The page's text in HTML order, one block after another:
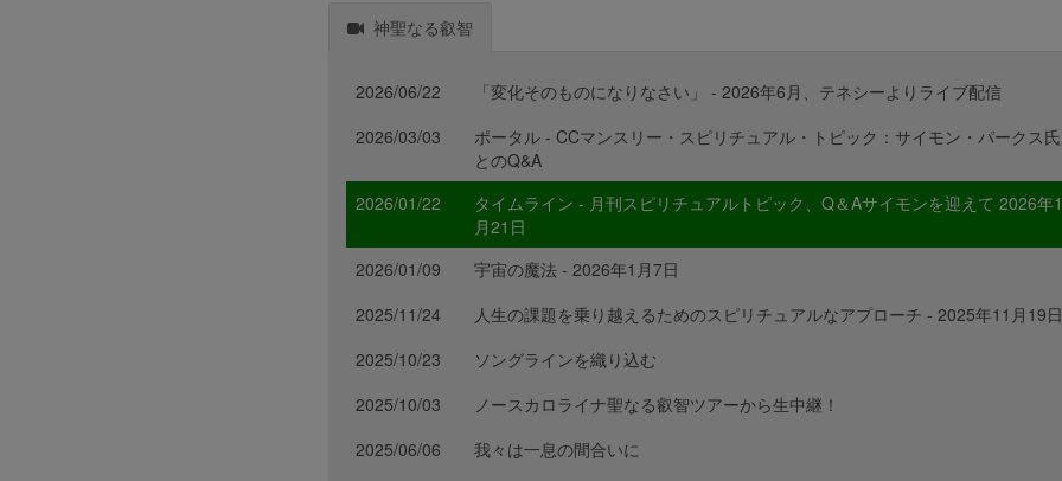
神聖なる叡智
2026/06/22
「変化そのものになりなさい」 - 2026年6月、テネシーよりライブ配信
2026/03/03
ポータル - CCマンスリー・スピリチュアル・トピック：サイモン・パークス氏
とのQ&A
2026/01/22
タイムライン - 月刊スピリチュアルトピック、Q＆Aサイモンを迎えて 2026年1
月21日
2026/01/09
宇宙の魔法 - 2026年1月7日
2025/11/24
人生の課題を乗り越えるためのスピリチュアルなアプローチ - 2025年11月19日
2025/10/23
ソングラインを織り込む
2025/10/03
ノースカロライナ聖なる叡智ツアーから生中継！
2025/06/06
我々は一息の間合いに